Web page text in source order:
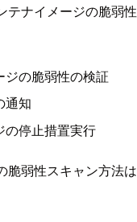
テナイメージの脆弱
ジの脆弱性の検証
通知
の停止措置実行
脆弱性スキャン方法は